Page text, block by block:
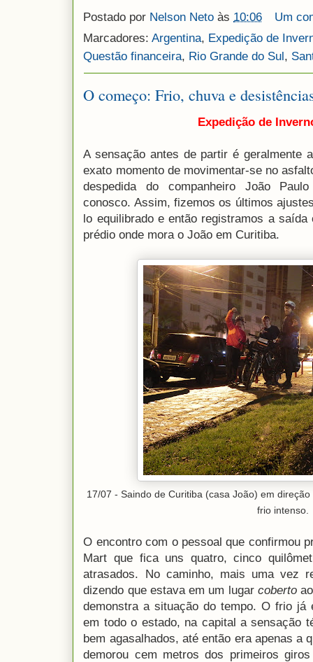
Postado por Nelson Neto às 10:06
Um
Marcadores:Argentina, Expedição de
Questão financeira, Rio Grande do Sul,
O começo: Frio, chuva e
Expedição de
A sensação antes de partir é geralmente
exato momento de movimentar-se no
despedida do companheiro João
conosco. Assim, fizemos os últimos
lo equilibrado e então registramos a
prédio onde mora o João em Curitiba.
17/07 - Saindo de Curitiba (casa João) em
frio intenso.
O encontro com o pessoal que confirmou
Mart que fica uns quatro, cinco
atrasados. No caminho, mais uma vez
dizendo que estava em um lugar coberto
demonstra a situação do tempo. O frio já
em todo o estado, na capital a sensação
bem agasalhados, até então era apenas a
demorou cem metros dos primeiros